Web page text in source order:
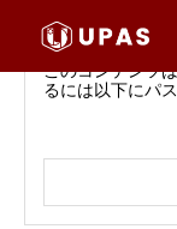
このコンテンツ
るには以下にパ